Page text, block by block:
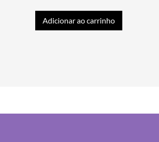
Adicionar ao carrinho